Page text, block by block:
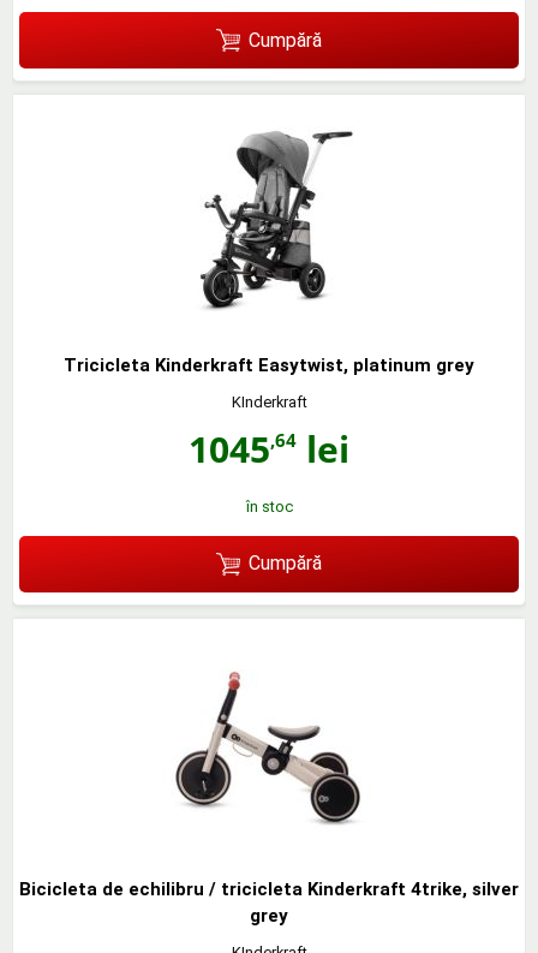
Cumpără
Tricicleta Kinderkraft Easytwist, platinum grey
KInderkraft
1045,64 lei
în stoc
Cumpără
Bicicleta de echilibru / tricicleta Kinderkraft 4trike, silver
grey